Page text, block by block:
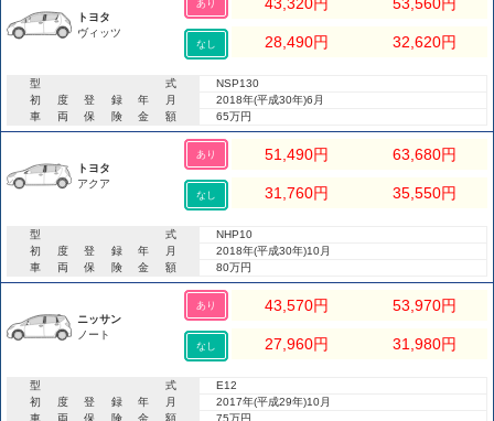
トヨタ
ヴィッツ
あり 43,320円 53,560円
なし 28,490円 32,620円
型式
NSP130
初度登録年月
2018年(平成30年)6月
車両保険金額
65万円
トヨタ
アクア
あり 51,490円 63,680円
なし 31,760円 35,550円
型式
NHP10
初度登録年月
2018年(平成30年)10月
車両保険金額
80万円
ニッサン
ノート
あり 43,570円 53,970円
なし 27,960円 31,980円
型式
E12
初度登録年月
2017年(平成29年)10月